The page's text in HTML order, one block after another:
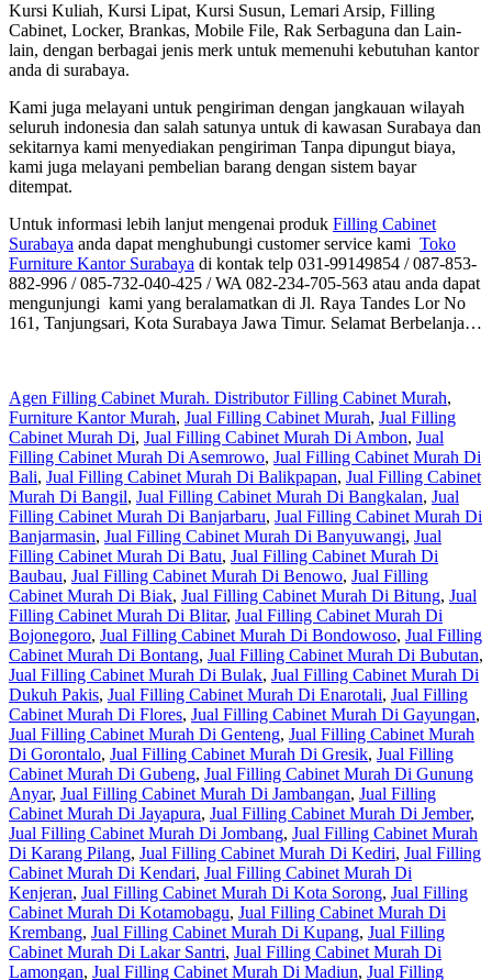
Kursi Kuliah, Kursi Lipat, Kursi Susun, Lemari Arsip, Filling
Cabinet, Locker, Brankas, Mobile File, Rak Serbaguna dan Lain-
lain, dengan berbagai jenis merk untuk memenuhi kebutuhan kantor
anda di surabaya.
Kami juga melayani untuk pengiriman dengan jangkauan wilayah
seluruh indonesia dan salah satunya untuk di kawasan Surabaya dan
sekitarnya kami menyediakan pengiriman Tanpa dipungut biaya,
kami juga melayani pembelian barang dengan sistem bayar
ditempat.
Untuk informasi lebih lanjut mengenai produk Filling Cabinet
Surabaya anda dapat menghubungi customer service kami Toko
Furniture Kantor Surabaya di kontak telp 031-99149854 / 087-853-
882-996 / 085-732-040-425 / WA 082-234-705-563 atau anda dapat
mengunjungi kami yang beralamatkan di Jl. Raya Tandes Lor No
161, Tanjungsari, Kota Surabaya Jawa Timur. Selamat Berbelanja…
Agen Filling Cabinet Murah. Distributor Filling Cabinet Murah,
Furniture Kantor Murah, Jual Filling Cabinet Murah, Jual Filling
Cabinet Murah Di, Jual Filling Cabinet Murah Di Ambon, Jual
Filling Cabinet Murah Di Asemrowo, Jual Filling Cabinet Murah Di
Bali, Jual Filling Cabinet Murah Di Balikpapan, Jual Filling Cabinet
Murah Di Bangil, Jual Filling Cabinet Murah Di Bangkalan, Jual
Filling Cabinet Murah Di Banjarbaru, Jual Filling Cabinet Murah Di
Banjarmasin, Jual Filling Cabinet Murah Di Banyuwangi, Jual
Filling Cabinet Murah Di Batu, Jual Filling Cabinet Murah Di
Baubau, Jual Filling Cabinet Murah Di Benowo, Jual Filling
Cabinet Murah Di Biak, Jual Filling Cabinet Murah Di Bitung, Jual
Filling Cabinet Murah Di Blitar, Jual Filling Cabinet Murah Di
Bojonegoro, Jual Filling Cabinet Murah Di Bondowoso, Jual Filling
Cabinet Murah Di Bontang, Jual Filling Cabinet Murah Di Bubutan,
Jual Filling Cabinet Murah Di Bulak, Jual Filling Cabinet Murah Di
Dukuh Pakis, Jual Filling Cabinet Murah Di Enarotali, Jual Filling
Cabinet Murah Di Flores, Jual Filling Cabinet Murah Di Gayungan,
Jual Filling Cabinet Murah Di Genteng, Jual Filling Cabinet Murah
Di Gorontalo, Jual Filling Cabinet Murah Di Gresik, Jual Filling
Cabinet Murah Di Gubeng, Jual Filling Cabinet Murah Di Gunung
Anyar, Jual Filling Cabinet Murah Di Jambangan, Jual Filling
Cabinet Murah Di Jayapura, Jual Filling Cabinet Murah Di Jember,
Jual Filling Cabinet Murah Di Jombang, Jual Filling Cabinet Murah
Di Karang Pilang, Jual Filling Cabinet Murah Di Kediri, Jual Filling
Cabinet Murah Di Kendari, Jual Filling Cabinet Murah Di
Kenjeran, Jual Filling Cabinet Murah Di Kota Sorong, Jual Filling
Cabinet Murah Di Kotamobagu, Jual Filling Cabinet Murah Di
Krembang, Jual Filling Cabinet Murah Di Kupang, Jual Filling
Cabinet Murah Di Lakar Santri, Jual Filling Cabinet Murah Di
Lamongan, Jual Filling Cabinet Murah Di Madiun, Jual Filling